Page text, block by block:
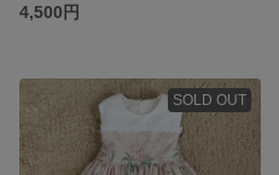
4,500円
SOLD OUT